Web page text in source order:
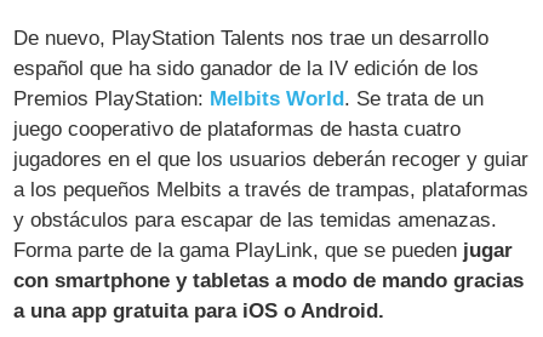
De nuevo, PlayStation Talents nos trae un desarrollo
español que ha sido ganador de la IV edición de los
Premios PlayStation: Melbits World . Se trata de un
juego cooperativo de plataformas de hasta cuatro
jugadores en el que los usuarios deberán recoger y guiar
a los pequeños Melbits a través de trampas, plataformas
y obstáculos para escapar de las temidas amenazas.
Forma parte de la gama PlayLink, que se pueden jugar
con smartphone y tabletas a modo de mando gracias
a una app gratuita para iOS o Android.